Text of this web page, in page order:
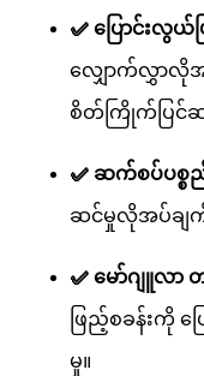
✅ ပြောင်းလွ
လျှောက်လွှာလိုအ
စိတ်ကြိုက်ပြင်ဆ
✅ ဆက်စပ်ပစ္စ
ဆင်မှုလိုအပ်ချက်
✅ မော်ဂျူလာ
ဖြည့်စခန်းကို ပ
မှု။